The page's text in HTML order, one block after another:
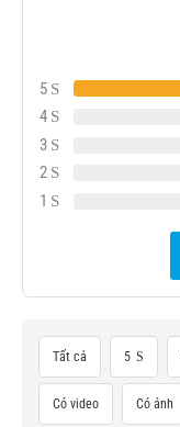
5
4
3
2
1
Tất cả 5
Có video Có ảnh